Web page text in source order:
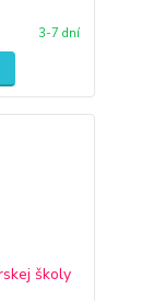
3-7 dní